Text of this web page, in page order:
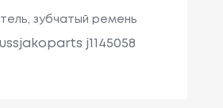
зубчатый ремень
j1145058